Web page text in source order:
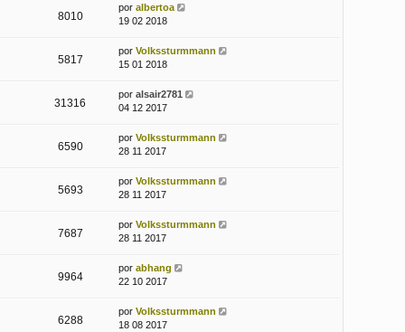
8010
por albertoa
19 02 2018
5817
por Volkssturmmann
15 01 2018
31316
por alsair2781
04 12 2017
6590
por Volkssturmmann
28 11 2017
5693
por Volkssturmmann
28 11 2017
7687
por Volkssturmmann
28 11 2017
9964
por abhang
22 10 2017
6288
por Volkssturmmann
18 08 2017